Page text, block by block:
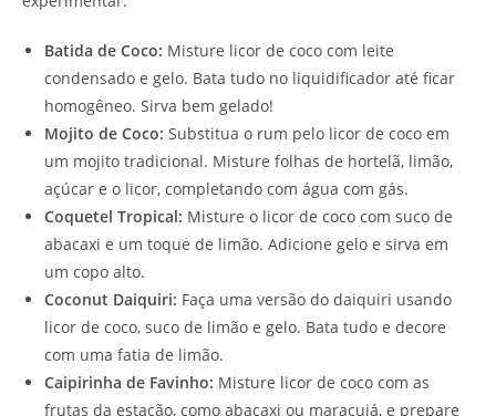
Batida de Coco: Misture licor de coco com leite
condensado e gelo. Bata tudo no liquidificador até ficar
homogêneo. Sirva bem gelado!
Mojito de Coco: Substitua o rum pelo licor de coco em
um mojito tradicional. Misture folhas de hortelã, limão,
açúcar e o licor, completando com água com gás.
Coquetel Tropical: Misture o licor de coco com suco de
abacaxi e um toque de limão. Adicione gelo e sirva em
um copo alto.
Coconut Daiquiri: Faça uma versão do daiquiri usando
licor de coco, suco de limão e gelo. Bata tudo e decore
com uma fatia de limão.
Caipirinha de Favinho: Misture licor de coco com as
frutas da estação, como abacaxi ou maracujá, e prepare